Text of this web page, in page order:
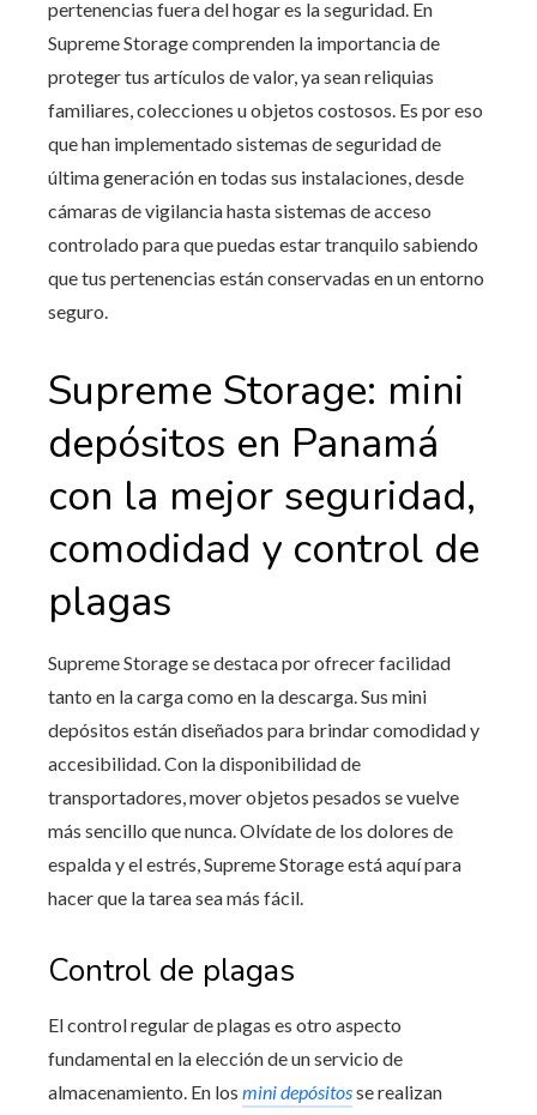
pertenencias fuera del hogar es la seguridad. En
Supreme Storage comprenden la importancia de
proteger tus artículos de valor, ya sean reliquias
familiares, colecciones u objetos costosos. Es por eso
que han implementado sistemas de seguridad de
última generación en todas sus instalaciones, desde
cámaras de vigilancia hasta sistemas de acceso
controlado para que puedas estar tranquilo sabiendo
que tus pertenencias están conservadas en un entorno
seguro.
Supreme Storage: mini
depósitos en Panamá
con la mejor seguridad,
comodidad y control de
plagas
Supreme Storage se destaca por ofrecer facilidad
tanto en la carga como en la descarga. Sus mini
depósitos están diseñados para brindar comodidad y
accesibilidad. Con la disponibilidad de
transportadores, mover objetos pesados se vuelve
más sencillo que nunca. Olvídate de los dolores de
espalda y el estrés, Supreme Storage está aquí para
hacer que la tarea sea más fácil.
Control de plagas
El control regular de plagas es otro aspecto
fundamental en la elección de un servicio de
almacenamiento. En los mini depósitosse realizan